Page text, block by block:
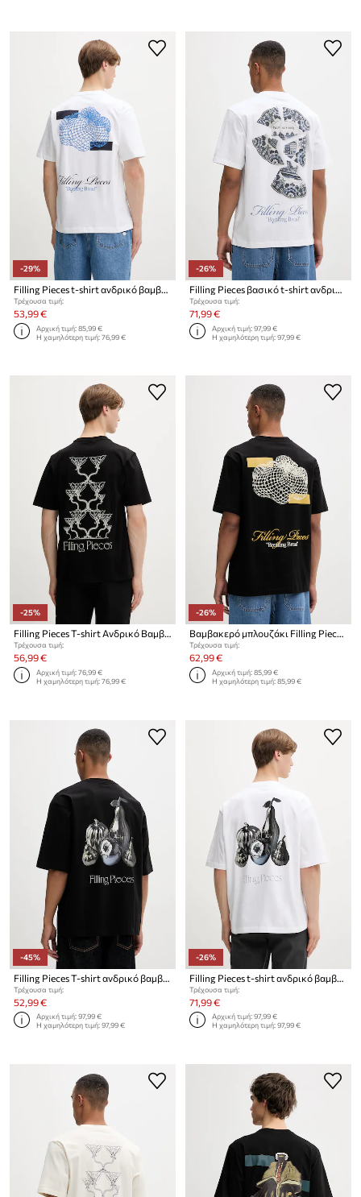
-29%
Filling Pieces t-shirt ανδρικό βαμβακερό Citrus
Τρέχουσα τιμή:
53,99 €
Αρχική τιμή:85,99 €
Η χαμηλότερη τιμή:76,99 €
-26%
Filling Pieces βασικό t-shirt ανδρικό βαμβακερό Broken Plate
Τρέχουσα τιμή:
71,99 €
Αρχική τιμή:97,99 €
Η χαμηλότερη τιμή:97,99 €
-25%
Filling Pieces T-shirt Ανδρικό Βαμβακερό Champagne
Τρέχουσα τιμή:
56,99 €
Αρχική τιμή:76,99 €
Η χαμηλότερη τιμή:76,99 €
-26%
Βαμβακερό μπλουζάκι Filling Pieces Citrus
Τρέχουσα τιμή:
62,99 €
Αρχική τιμή:85,99 €
Η χαμηλότερη τιμή:85,99 €
-45%
Τρέχουσα τιμή:
52,99 €
Αρχική τιμή:97,99 €
Η χαμηλότερη τιμή:97,99 €
-26%
Τρέχουσα τιμή:
71,99 €
Αρχική τιμή:97,99 €
Η χαμηλότερη τιμή:97,99 €